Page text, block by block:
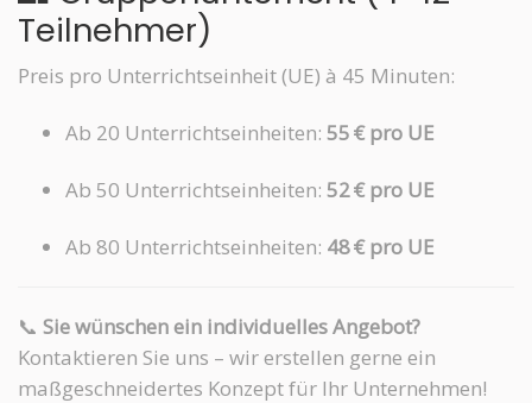
Teilnehmer)
Preis pro Unterrichtseinheit (UE) à 45 Minuten:
Ab 20 Unterrichtseinheiten: 55 € pro UE
Ab 50 Unterrichtseinheiten: 52 € pro UE
Ab 80 Unterrichtseinheiten: 48 € pro UE
📞 Sie wünschen ein individuelles Angebot?
Kontaktieren Sie uns – wir erstellen gerne ein
maßgeschneidertes Konzept für Ihr Unternehmen!